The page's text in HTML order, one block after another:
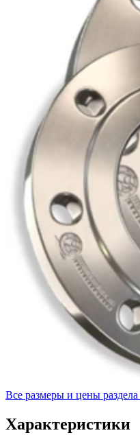
Все размеры и цены раздела
Характеристики